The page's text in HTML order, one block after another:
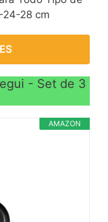
24-28 cm
- Set de 3
AMAZON